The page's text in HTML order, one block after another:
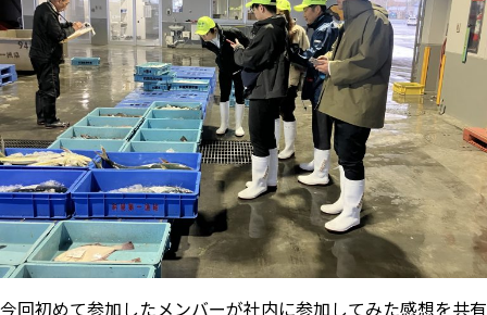
今回初めて参加したメンバーが社内に参加してみた感想を共有